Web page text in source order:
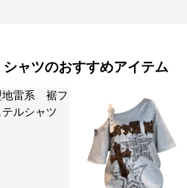
シャツのおすすめアイテム